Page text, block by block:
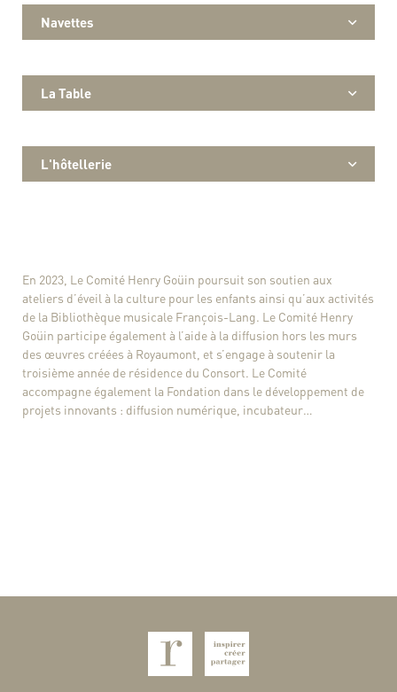
Navettes
La Table
L'hôtellerie
En 2023, Le Comité Henry Goüin poursuit son soutien aux
ateliers d’éveil à la culture pour les enfants ainsi qu’aux activités
de la Bibliothèque musicale François-Lang. Le Comité Henry
Goüin participe également à l’aide à la diffusion hors les murs
des œuvres créées à Royaumont, et s’engage à soutenir la
troisième année de résidence du Consort. Le Comité
accompagne également la Fondation dans le développement de
projets innovants : diffusion numérique, incubateur…